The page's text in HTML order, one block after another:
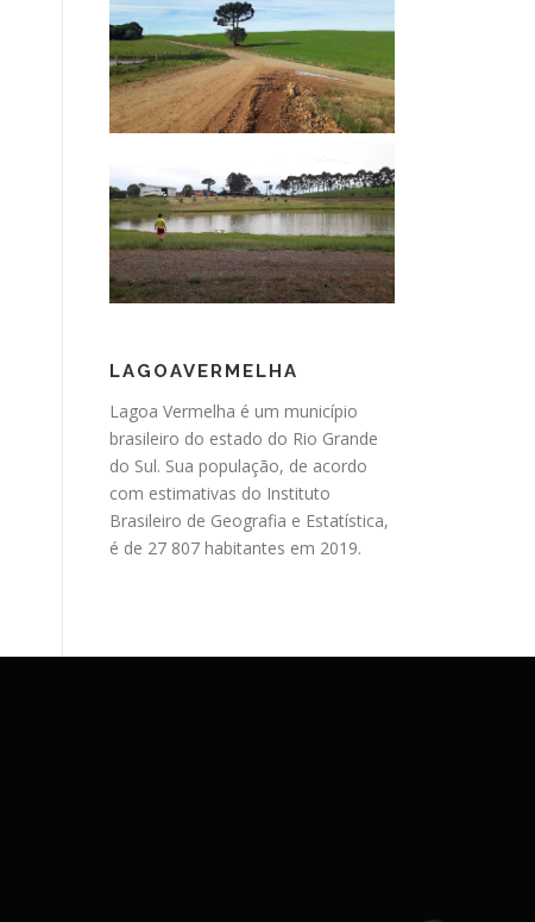
LAGOAVERMELHA
Lagoa Vermelha é um município
brasileiro do estado do Rio Grande
do Sul. Sua população, de acordo
com estimativas do Instituto
Brasileiro de Geografia e Estatística,
é de 27 807 habitantes em 2019.